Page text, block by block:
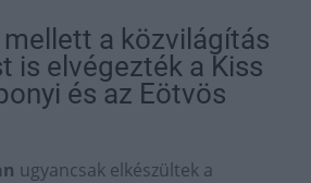
a közvilágítás
is elvégezték a Kiss
és az Eötvös
ugyancsak elkészültek a